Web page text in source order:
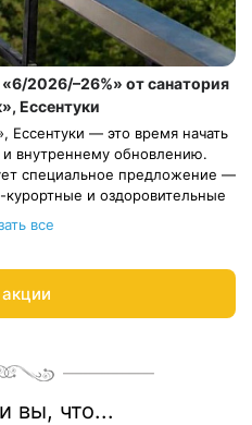
2026/–26%» от санатория
Ессентуки
Ессентуки — это время начать
и внутреннему обновлению.
специальное предложение —
курортные и оздоровительные
«Отдых – Лайт»).
Детство» и
пройти в даты 1 июня — 31
700-15-77.
все
вы, что...